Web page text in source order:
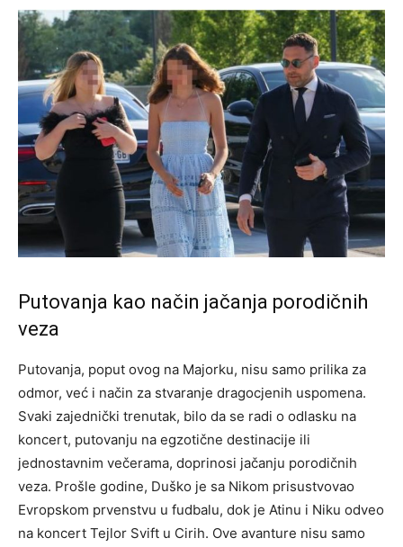
Putovanja kao način jačanja porodičnih
veza
Putovanja, poput ovog na Majorku, nisu samo prilika za
odmor, već i način za stvaranje dragocjenih uspomena.
Svaki zajednički trenutak, bilo da se radi o odlasku na
koncert, putovanju na egzotične destinacije ili
jednostavnim večerama, doprinosi jačanju porodičnih
veza. Prošle godine, Duško je sa Nikom prisustvovao
Evropskom prvenstvu u fudbalu, dok je Atinu i Niku odveo
na koncert Tejlor Svift u Cirih. Ove avanture nisu samo